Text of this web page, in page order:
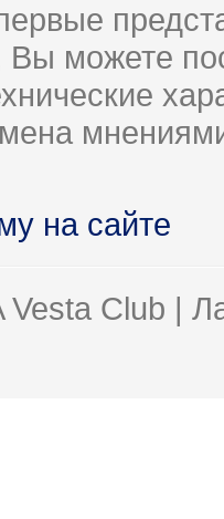
Вы можете
на сайте
Vesta Club |